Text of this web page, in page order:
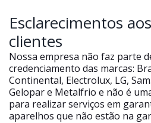
Esclarecimentos
clientes
Nossa empresa não faz parte
credenciamento das marcas:
Continental, Electrolux, LG,
Gelopar e Metalfrio e não é
para realizar serviços em
aparelhos que não estão na